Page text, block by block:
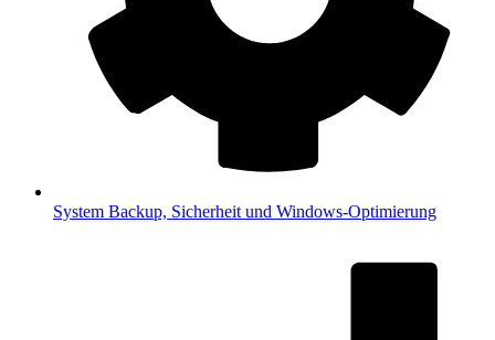
System Backup, Sicherheit und Windows-Optimierung